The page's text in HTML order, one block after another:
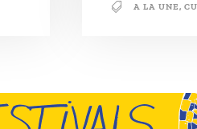
A LA UNE,